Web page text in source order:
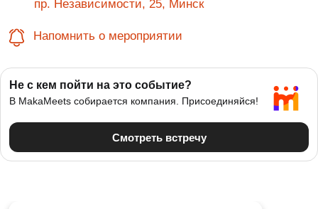
пр. Независимости, 25, Минск
Напомнить о мероприятии